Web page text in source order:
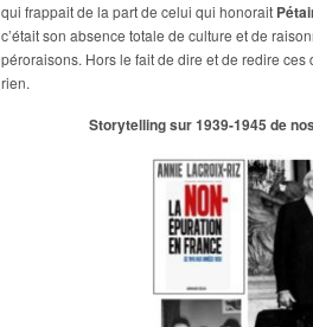
qui frappait de la part de celui qui honorait
c’était son absence totale de culture et de
péroraisons. Hors le fait de dire et de redire ces
rien.
Storytellingsur 1939-1945 de